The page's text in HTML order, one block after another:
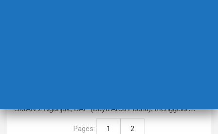
SMAN 2 Nganjuk, BAP (Bayu Arca Padha), menggelar…
Pages: 1 2